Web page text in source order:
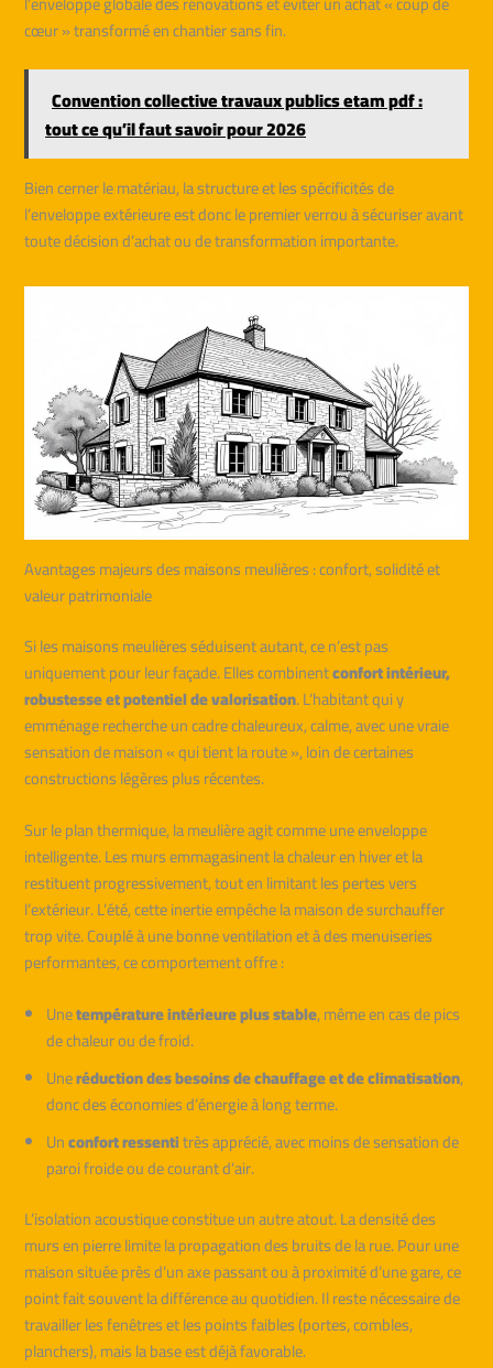
cœur » transformé en chantier sans fin.
Convention collective travaux publics etam pdf :
tout ce qu’il faut savoir pour 2026
Bien cerner le matériau, la structure et les spécificités de
l’enveloppe extérieure est donc le premier verrou à sécuriser avant
toute décision d’achat ou de transformation importante.
Avantages majeurs des maisons meulières : confort, solidité et
valeur patrimoniale
Si les maisons meulières séduisent autant, ce n’est pas
uniquement pour leur façade. Elles combinentconfort intérieur,
robustesse et potentiel de valorisation. L’habitant qui y
emménage recherche un cadre chaleureux, calme, avec une vraie
sensation de maison « qui tient la route », loin de certaines
constructions légères plus récentes.
Sur le plan thermique, la meulière agit comme une enveloppe
intelligente. Les murs emmagasinent la chaleur en hiver et la
restituent progressivement, tout en limitant les pertes vers
l’extérieur. L’été, cette inertie empêche la maison de surchauffer
trop vite. Couplé à une bonne ventilation et à des menuiseries
performantes, ce comportement offre :
Unetempérature intérieure plus stable, même en cas de pics
de chaleur ou de froid.
Uneréduction des besoins de chauffage et de climatisation,
donc des économies d’énergie à long terme.
Unconfort ressentitrès apprécié, avec moins de sensation de
paroi froide ou de courant d’air.
L’isolation acoustique constitue un autre atout. La densité des
murs en pierre limite la propagation des bruits de la rue. Pour une
maison située près d’un axe passant ou à proximité d’une gare, ce
point fait souvent la différence au quotidien. Il reste nécessaire de
travailler les fenêtres et les points faibles (portes, combles,
planchers), mais la base est déjà favorable.